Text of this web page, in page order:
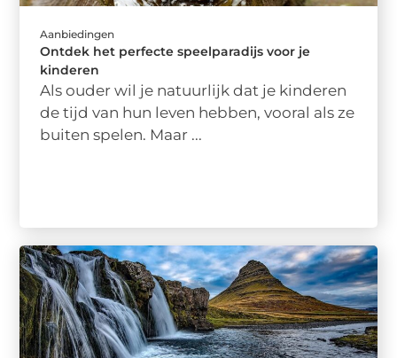
Aanbiedingen
Ontdek het perfecte speelparadijs voor je
kinderen
Als ouder wil je natuurlijk dat je kinderen
de tijd van hun leven hebben, vooral als ze
buiten spelen. Maar ...